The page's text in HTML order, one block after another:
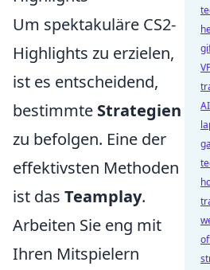
Um spektakuläre CS2-
Highlights zu erzielen,
ist es entscheidend,
bestimmte Strategien
zu befolgen. Eine der
effektivsten Methoden
ist das Teamplay.
Arbeiten Sie eng mit
Ihren Mitspielern